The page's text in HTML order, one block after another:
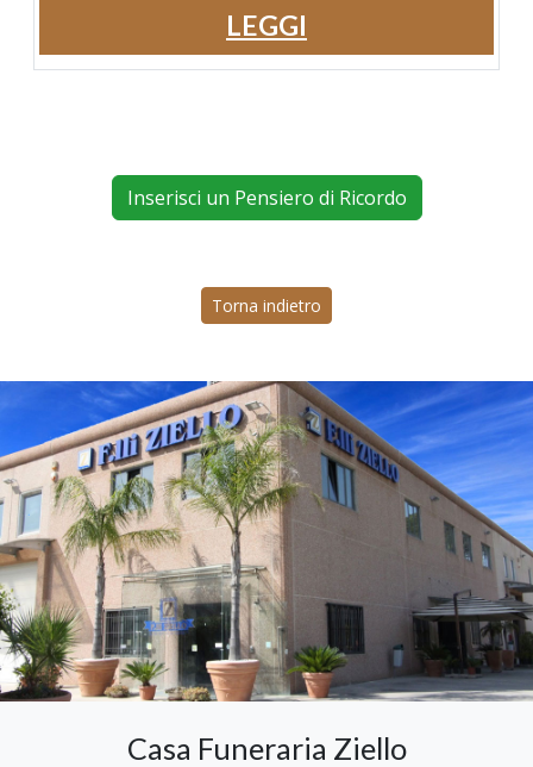
LEGGI
Inserisci un Pensiero di Ricordo
Torna indietro
Casa Funeraria Ziello